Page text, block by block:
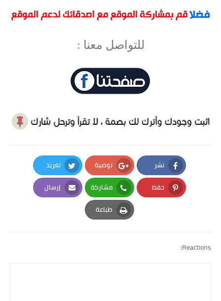
للتواصل معنا :
نشر
Facebook
توصية
Google Plus
تغريد
Twitter
حفظ
Pinterest
مشاركة
Whatsapp
إرسال
Email
طباعة
Print
Reactions: